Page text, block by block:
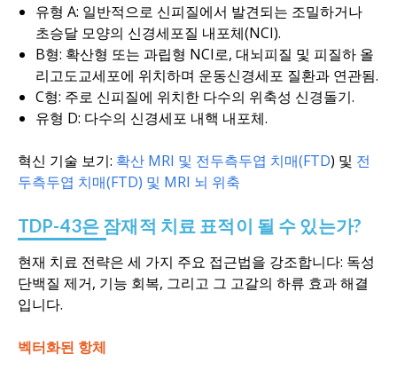
유형 A: 일반적으로 신피질에서 발견되는 조밀하거나
초승달 모양의 신경세포질 내포체(NCI).
B형: 확산형 또는 과립형 NCI로, 대뇌피질 및 피질하 올
리고도교세포에 위치하며 운동신경세포 질환과 연관됨.
C형: 주로 신피질에 위치한 다수의 위축성 신경돌기.
유형 D: 다수의 신경세포 내핵 내포체.
혁신 기술 보기: 확산 MRI 및 전두측두엽 치매(FTD) 및 전
두측두엽 치매(FTD) 및 MRI 뇌 위축
TDP-43은 잠재적 치료 표적이 될 수 있는가?
현재 치료 전략은 세 가지 주요 접근법을 강조합니다: 독성
단백질 제거, 기능 회복, 그리고 그 고갈의 하류 효과 해결
입니다.
벡터화된 항체